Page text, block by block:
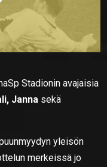
Stadionin avajaisia
Janna sekä
yleisön
merkeissä jo